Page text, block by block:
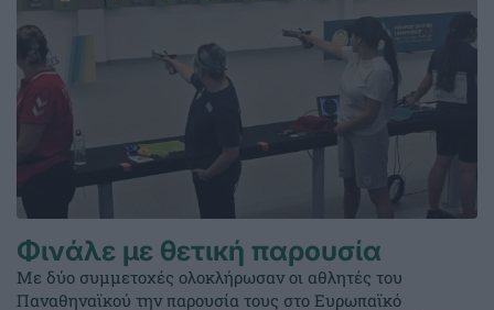
Φινάλε με θετική παρουσία
Με δύο συμμετοχές ολοκλήρωσαν οι αθλητές του
Παναθηναϊκού την παρουσία τους στο Ευρωπαϊκό